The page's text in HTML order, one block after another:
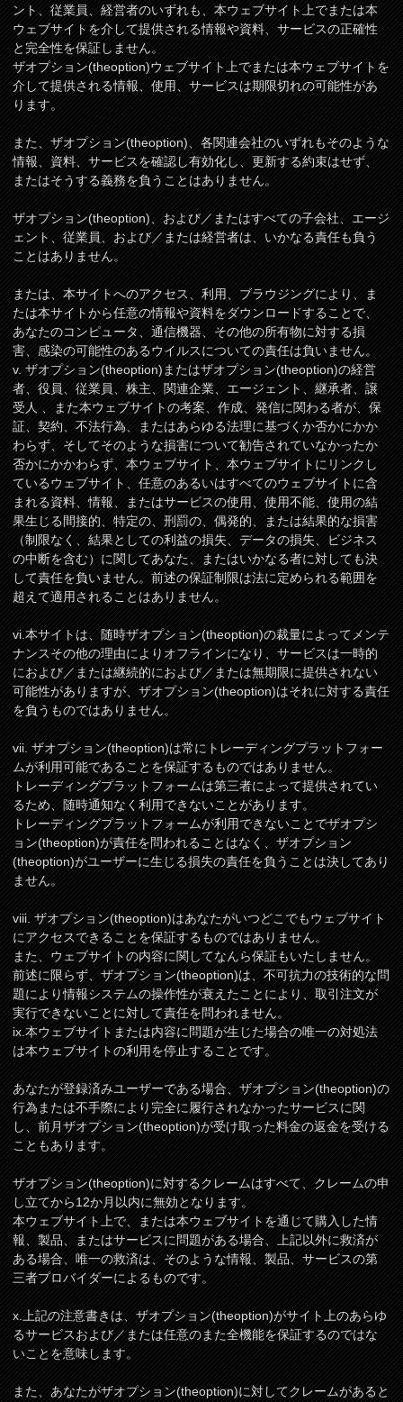
ント、従業員、経営者のいずれも、本ウェブサイト上でまたは本
ウェブサイトを介して提供される情報や資料、サービスの正確性
と完全性を保証しません。
ザオプション(theoption)ウェブサイト上でまたは本ウェブサイトを
介して提供される情報、使用、サービスは期限切れの可能性があ
ります。
また、ザオプション(theoption)、各関連会社のいずれもそのような
情報、資料、サービスを確認し有効化し、更新する約束はせず、
またはそうする義務を負うことはありません。
ザオプション(theoption)、および／またはすべての子会社、エージ
ェント、従業員、および／または経営者は、いかなる責任も負う
ことはありません。
または、本サイトへのアクセス、利用、ブラウジングにより、ま
たは本サイトから任意の情報や資料をダウンロードすることで、
あなたのコンピュータ、通信機器、その他の所有物に対する損
害、感染の可能性のあるウイルスについての責任は負いません。
v. ザオプション(theoption)またはザオプション(theoption)の経営
者、役員、従業員、株主、関連企業、エージェント、継承者、譲
受人 、また本ウェブサイトの考案、作成、発信に関わる者が、保
証、契約、不法行為、またはあらゆる法理に基づくか否かにかか
わらず、そしてそのような損害について勧告されていなかったか
否かにかかわらず、本ウェブサイト、本ウェブサイトにリンクし
ているウェブサイト、任意のあるいはすべてのウェブサイトに含
まれる資料、情報、またはサービスの使用、使用不能、使用の結
果生じる間接的、特定の、刑罰の、偶発的、または結果的な損害
（制限なく、結果としての利益の損失、データの損失、ビジネス
の中断を含む）に関してあなた、またはいかなる者に対しても決
して責任を負いません。前述の保証制限は法に定められる範囲を
超えて適用されることはありません。
vi.本サイトは、随時ザオプション(theoption)の裁量によってメンテ
ナンスその他の理由によりオフラインになり、サービスは一時的
におよび／または継続的におよび／または無期限に提供されない
可能性がありますが、ザオプション(theoption)はそれに対する責任
を負うものではありません。
vii. ザオプション(theoption)は常にトレーディングプラットフォー
ムが利用可能であることを保証するものではありません。
トレーディングプラットフォームは第三者によって提供されてい
るため、随時通知なく利用できないことがあります。
トレーディングプラットフォームが利用できないことでザオプシ
ョン(theoption)が責任を問われることはなく、ザオプション
(theoption)がユーザーに生じる損失の責任を負うことは決してあり
ません。
viii. ザオプション(theoption)はあなたがいつどこでもウェブサイト
にアクセスできることを保証するものではありません。
また、ウェブサイトの内容に関してなんら保証もいたしません。
前述に限らず、ザオプション(theoption)は、不可抗力の技術的な問
題により情報システムの操作性が衰えたことにより、取引注文が
実行できないことに対して責任を問われません。
ix.本ウェブサイトまたは内容に問題が生じた場合の唯一の対処法
は本ウェブサイトの利用を停止することです。
あなたが登録済みユーザーである場合、ザオプション(theoption)の
行為または不手際により完全に履行されなかったサービスに関
し、前月ザオプション(theoption)が受け取った料金の返金を受ける
こともあります。
ザオプション(theoption)に対するクレームはすべて、クレームの申
し立てから12か月以内に無効となります。
本ウェブサイト上で、または本ウェブサイトを通じて購入した情
報、製品、またはサービスに問題がある場合、上記以外に救済が
ある場合、唯一の救済は、そのような情報、製品、サービスの第
三者プロバイダーによるものです。
x.上記の注意書きは、ザオプション(theoption)がサイト上のあらゆ
るサービスおよび／または任意のまた全機能を保証するのではな
いことを意味します。
また、あなたがザオプション(theoption)に対してクレームがあると